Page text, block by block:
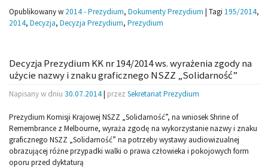
Opublikowany w 2014 - Prezydium, Dokumenty Prezydium | Tagi 195/2014,
2014, Decyzja, Decyzja Prezydium, Prezydium
Decyzja Prezydium KK nr 194/2014 ws. wyrażenia zgody na
użycie nazwy i znaku graficznego NSZZ „Solidarność”
Napisany w dniu 30.07.2014| przez Sekretariat Prezydium
Prezydium Komisji Krajowej NSZZ „Solidarność”, na wniosek Shrine of
Remembrance z Melbourne, wyraża zgodę na wykorzystanie nazwy i znaku
graficznego NSZZ „Solidarność” na potrzeby wystawy audiowizualnej
obrazującej różne przypadki walki o prawa człowieka i pokojowych form
oporu przed dyktaturą